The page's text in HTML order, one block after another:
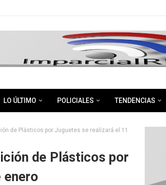
LO ÚLTIMO POLICIALES TENDENCIAS
de Plásticos por Juguetes se realizará el 11
de Plásticos por
enero